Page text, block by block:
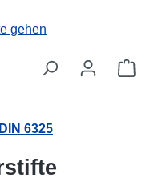
DIN 6325